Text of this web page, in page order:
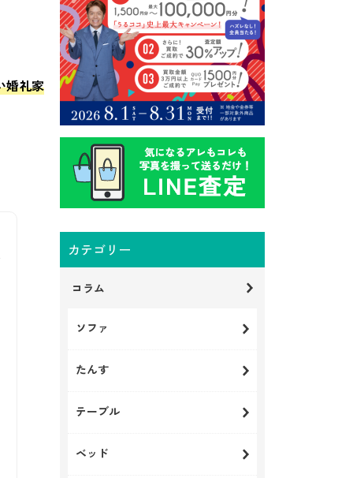
婚礼家
カテゴリー
コラム
ソファ
たんす
テーブル
ベッド